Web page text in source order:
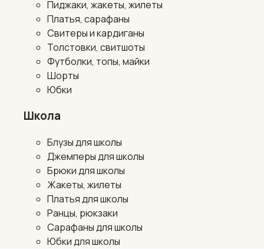
Пиджаки, жакеты, жилеты
Платья, сарафаны
Свитеры и кардиганы
Толстовки, свитшоты
Футболки, топы, майки
Шорты
Юбки
Школа
Блузы для школы
Джемперы для школы
Брюки для школы
Жакеты, жилеты
Платья для школы
Ранцы, рюкзаки
Сарафаны для школы
Юбки для школы